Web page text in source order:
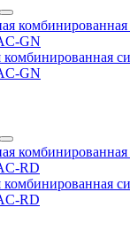
GN
RD